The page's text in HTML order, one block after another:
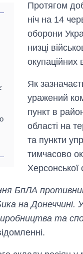
Протягом
ніч на 14
оборони
низці
окупаційних
Як
уражений
пункт в
області на
та пункти
тимчасово
Херсонської
БпЛА
на Донеччині.
та